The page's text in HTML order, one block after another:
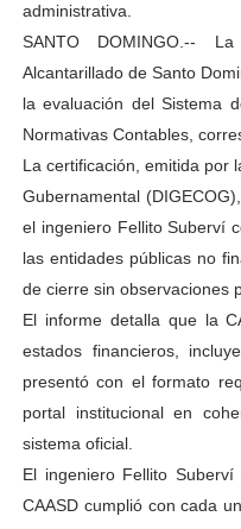
administrativa.
SANTO DOMINGO.--
Alcantarillado de Santo
la evaluación del Sistema
Normativas Contables,
La certificación, emitida por
Gubernamental
el ingeniero Fellito Suberví
las entidades públicas no
de cierre sin observaciones
El informe detalla que la
estados financieros,
presentó con el formato
portal institucional en
sistema oficial.
El ingeniero Fellito
CAASD cumplió con cada